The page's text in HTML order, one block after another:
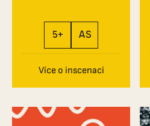
5+ AS
Více o inscenaci